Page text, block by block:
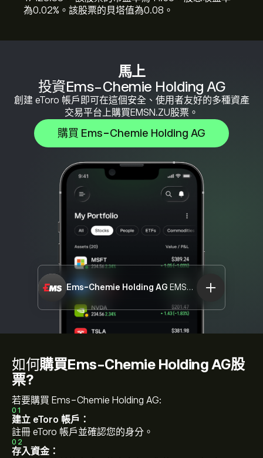
馬上
投資Ems-Chemie Holding AG
創建 eToro 帳戶即可在這個安全、使用者友好的多種資產
交易平台上購買EMSN.ZU股票。
購買 Ems-Chemie Holding AG
Ems-Chemie Holding AG EMSN.ZU
為0.02%。該股票的貝塔值為0.08。
如何購買Ems-Chemie Holding AG股
票?
若要購買 Ems-Chemie Holding AG:
01
建立 eToro 帳戶：
註冊 eToro 帳戶並確認您的身分。
02
存入資金：